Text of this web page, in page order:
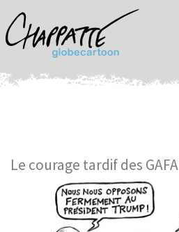
Le courage tardif des GAFA